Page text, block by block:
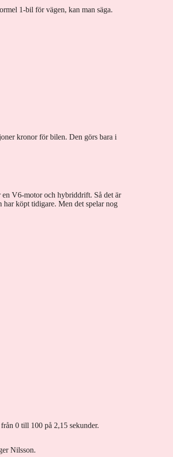
1-bil för vägen, kan man säga.
kronor för bilen. Den görs bara i
V6-motor och hybriddrift. Så det är
har köpt tidigare. Men det spelar nog
0 till 100 på 2,15 sekunder.
Nilsson.